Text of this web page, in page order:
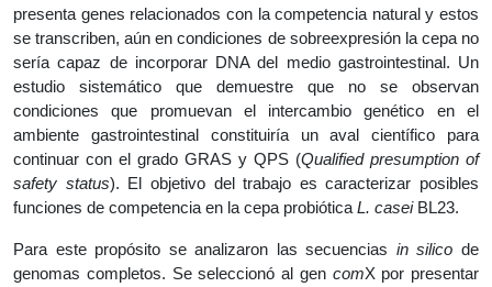
presenta genes relacionados con la competencia natural y estos
se transcriben, aún en condiciones de sobreexpresión la cepa no
sería capaz de incorporar DNA del medio gastrointestinal. Un
estudio sistemático que demuestre que no se observan
condiciones que promuevan el intercambio genético en el
ambiente gastrointestinal constituiría un aval científico para
continuar con el grado GRAS y QPS (Qualified presumption of
safety status). El objetivo del trabajo es caracterizar posibles
funciones de competencia en la cepa probiótica L. caseiBL23.
Para este propósito se analizaron las secuencias in silico de
genomas completos. Se seleccionó al gen comX por presentar